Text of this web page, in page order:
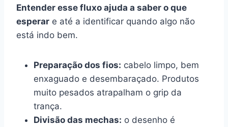
Entender esse fluxo ajuda a saber o que
esperar e até a identificar quando algo não
está indo bem.
Preparação dos fios: cabelo limpo, bem
enxaguado e desembaraçado. Produtos
muito pesados atrapalham o grip da
trança.
Divisão das mechas: o desenho é